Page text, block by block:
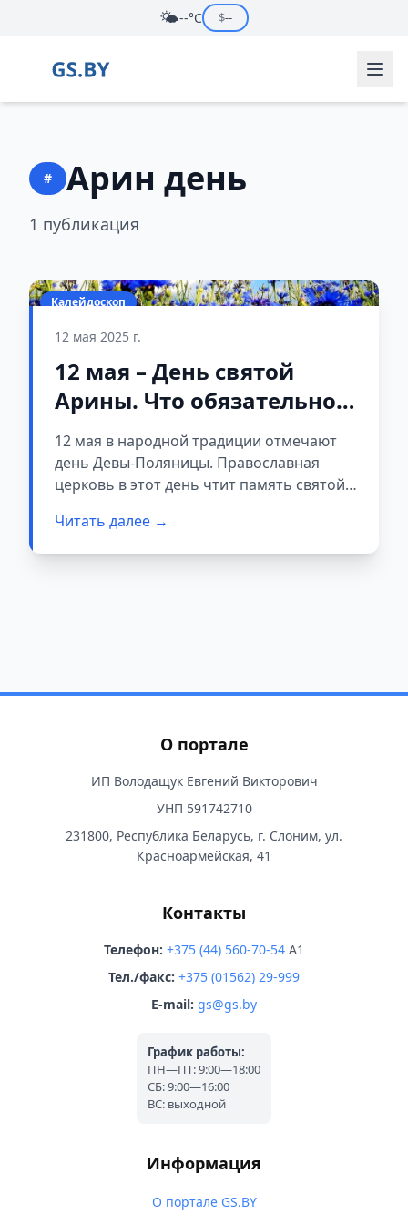
🌤️--°C $--
# Арин день
1 публикация
Калейдоскоп
12 мая 2025 г.
12 мая – День святой
Арины. Что обязательно
нужно сделать в огороде
— советы предков
12 мая в народной традиции отмечают
день Девы-Поляницы. Православная
церковь в этот день чтит память святой
стала символом женской заботы о земле,
урожае и благополучии семьи. Арину
Читать далее →
О портале
ИП Володащук Евгений Викторович
УНП 591742710
231800, Республика Беларусь, г. Слоним, ул.
Красноармейская, 41
Контакты
Телефон: +375 (44) 560-70-54 A1
Тел./факс: +375 (01562) 29-999
E-mail: gs@gs.by
График работы:
ПН—ПТ: 9:00—18:00
СБ: 9:00—16:00
ВС: выходной
Информация
О портале GS.BY